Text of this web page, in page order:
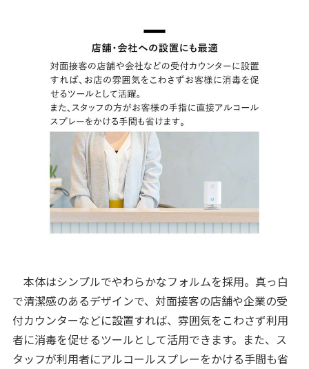
本体はシンプルでやわらかなフォルムを採用。真っ白
で清潔感のあるデザインで、対面接客の店舗や企業の受
付カウンターなどに設置すれば、雰囲気をこわさず利用
者に消毒を促せるツールとして活用できます。また、ス
タッフが利用者にアルコールスプレーをかける手間も省